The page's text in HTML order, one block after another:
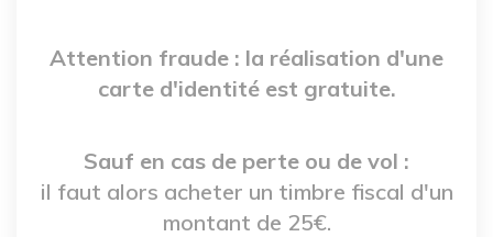
Attention fraude : la réalisation d'une
carte d'identité est gratuite.
Sauf en cas de perte ou de vol :
il faut alors acheter un timbre fiscal d'un
montant de 25€.